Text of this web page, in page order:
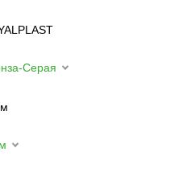
Серая